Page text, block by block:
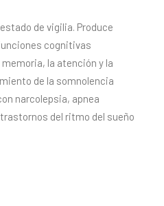
de vigilia. Produce
cognitivas
la atención y la
de la somnolencia
narcolepsia, apnea
del ritmo del sueño